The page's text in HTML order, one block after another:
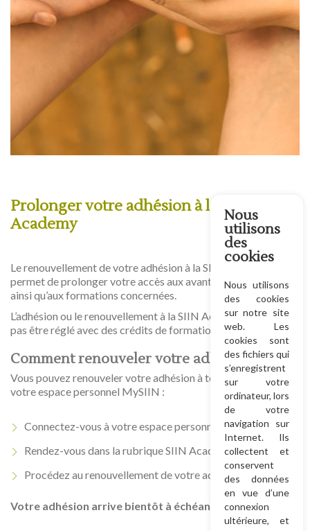
Prolonger votre adhésion à la SIIN
Academy
Le renouvellement de votre adhésion à la SIIN Academy vous
permet de prolonger votre accès aux avantages membres
ainsi qu’aux formations concernées.
L’adhésion ou le renouvellement à la SIIN Academy ne peut
pas être réglé avec des crédits de formation.
Comment renouveler votre adhésion ?
Vous pouvez renouveler votre adhésion à tout moment depuis
votre espace personnel MySIIN :
Connectez-vous à votre espace personnel
Rendez-vous dans la rubrique SIIN Academy
Procédez au renouvellement de votre adhésion
Votre adhésion arrive bientôt à échéance
Nous
utilisons
des
cookies
Nous utilisons
des cookies
sur notre site
web. Les
cookies sont
des fichiers qui
s’enregistrent
sur votre
ordinateur, lors
de votre
navigation sur
Internet. Ils
collectent et
conservent
des données
en vue d’une
connexion
ultérieure, et